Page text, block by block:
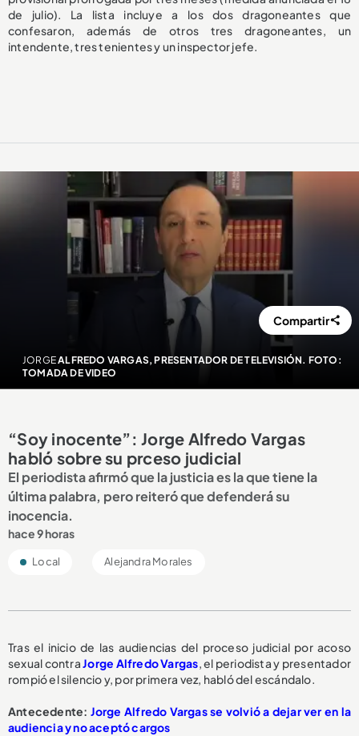
de julio). La lista incluye a los dos dragoneantes que
confesaron, además de otros tres dragoneantes, un
intendente, tres tenientes y un inspector jefe.
JORGEALFREDO VARGAS, PRESENTADOR DE TELEVISIÓN. FOTO:
TOMADA DE VIDEO
Compartir
“Soy inocente”: Jorge Alfredo Vargas
habló sobre su prceso judicial
El periodista afirmó que la justicia es la que tiene la
última palabra, pero reiteró que defenderá su
inocencia.
hace 9 horas
Local Alejandra Morales
Tras el inicio de las audiencias del proceso judicial por acoso
sexual contraJorge Alfredo Vargas, el periodista y presentador
rompió el silencio y, por primera vez, habló del escándalo.
Antecedente: Jorge Alfredo Vargas se volvió a dejar ver en la
audiencia y no aceptó cargos